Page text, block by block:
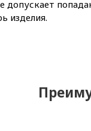
допускает
изделия.